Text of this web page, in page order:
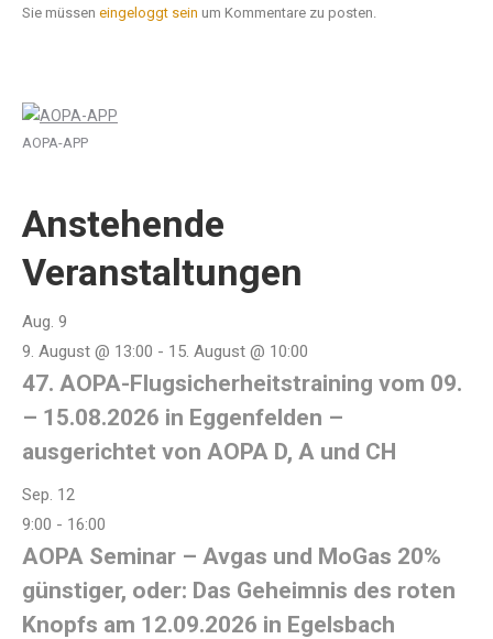
Sie müssen eingeloggt sein um Kommentare zu posten.
AOPA-APP
Anstehende
Veranstaltungen
Aug. 9
9. August @ 13:00 - 15. August @ 10:00
47. AOPA-Flugsicherheitstraining vom 09.
– 15.08.2026 in Eggenfelden –
ausgerichtet von AOPA D, A und CH
Sep. 12
9:00 - 16:00
AOPA Seminar – Avgas und MoGas 20%
günstiger, oder: Das Geheimnis des roten
Knopfs am 12.09.2026 in Egelsbach